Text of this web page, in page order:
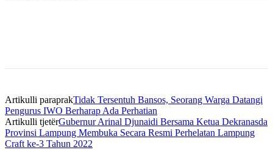
Artikulli paraprakTidak Tersentuh Bansos, Seorang Warga Datangi
Pengurus IWO Berharap Ada Perhatian
Artikulli tjetërGubernur Arinal Djunaidi Bersama Ketua Dekranasda
Provinsi Lampung Membuka Secara Resmi Perhelatan Lampung
Craft ke-3 Tahun 2022